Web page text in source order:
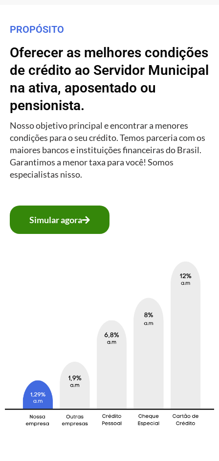
PROPÓSITO
Oferecer as melhores condições
de crédito ao Servidor Municipal
na ativa, aposentado ou
pensionista.
Nosso objetivo principal e encontrar a menores
condições para o seu crédito. Temos parceria com os
maiores bancos e instituições financeiras do Brasil.
Garantimos a menor taxa para você! Somos
especialistas nisso.
Simular agora